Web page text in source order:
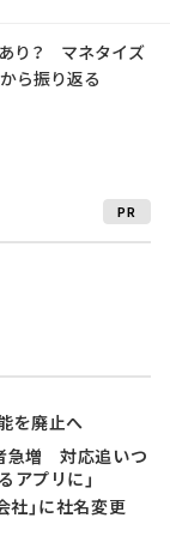
り？ マネタイズ
ら振り返る
PR
を廃止へ
急増 対応追いつ
プリに」
社」に社名変更